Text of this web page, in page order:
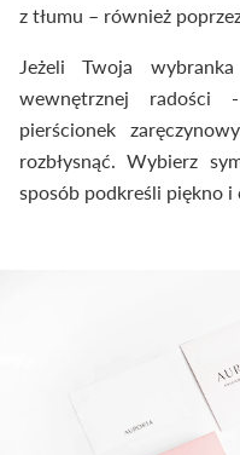
z tłumu – również
Jeżeli Twoja
wewnętrznej
pierścionek
rozbłysnąć. Wybierz
sposób podkreśli piękno